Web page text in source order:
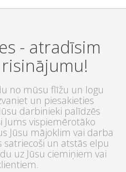
- atradīsim
no mūsu flīžu un logu
un piesakieties
darbinieki palīdzēs
Jums vispiemērotāko
Jūsu mājoklim vai darba
un atstās elpu
uz Jūsu ciemiņiem vai